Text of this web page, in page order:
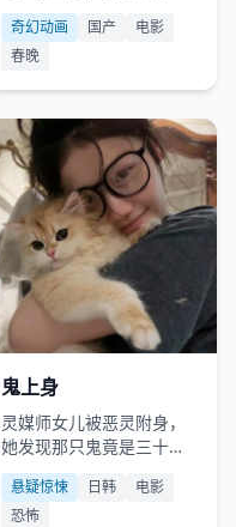
了电视里的虚拟“年兽”世
界。
奇幻动画 国产
电影
春晚
鬼上身
灵媒师女儿被恶灵附身，
她发现那只鬼竟是三十年
前失踪的自己。
悬疑惊悚 日韩
电影
恐怖